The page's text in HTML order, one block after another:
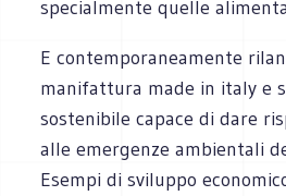
specialmente quelle
E contemporaneamente
manifattura made in italy e
sostenibile capace di dare
alle emergenze ambientali
Esempi di sviluppo